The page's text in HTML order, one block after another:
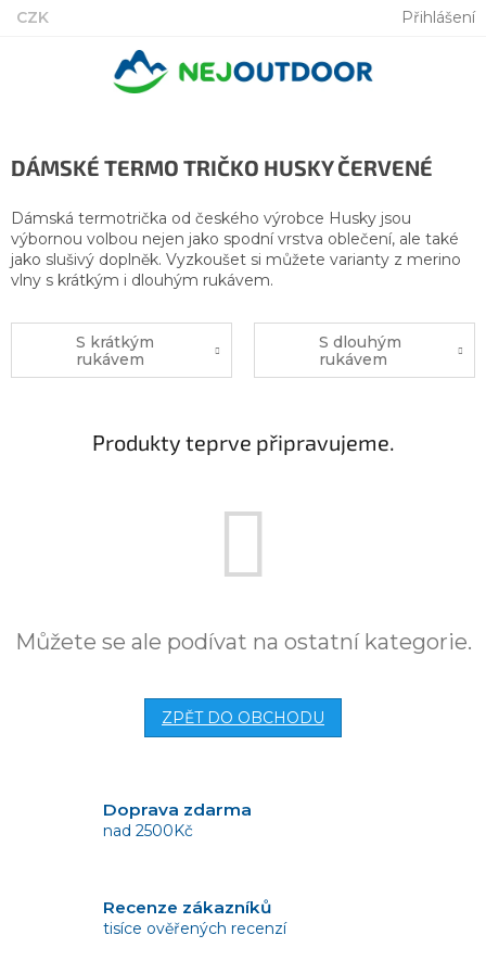
Přejít
CZK Přihlášení
DÁMSKÉ TERMO TRIČKO HUSKY ČERVENÉ
Dámská termotrička od českého výrobce Husky jsou
výbornou volbou nejen jako spodní vrstva oblečení, ale také
jako slušivý doplněk. Vyzkoušet si můžete varianty z merino
vlny s krátkým i dlouhým rukávem.
S krátkým
rukávem
S dlouhým
rukávem
Produkty teprve připravujeme.
Můžete se ale podívat na ostatní kategorie.
ZPĚT DO OBCHODU
Doprava zdarma
nad 2500Kč
Recenze zákazníků
tisíce ověřených recenzí